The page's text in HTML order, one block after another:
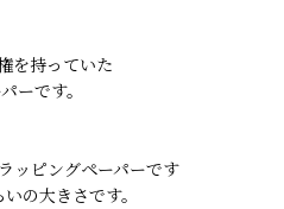
を持っていた
ーです。
ッピングペーパーです
の大きさです。